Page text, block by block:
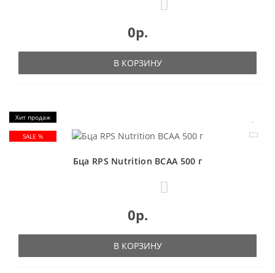
0р.
В КОРЗИНУ
Хит продаж
SALE %
Бца RPS Nutrition BCAA 500 г
0р.
В КОРЗИНУ